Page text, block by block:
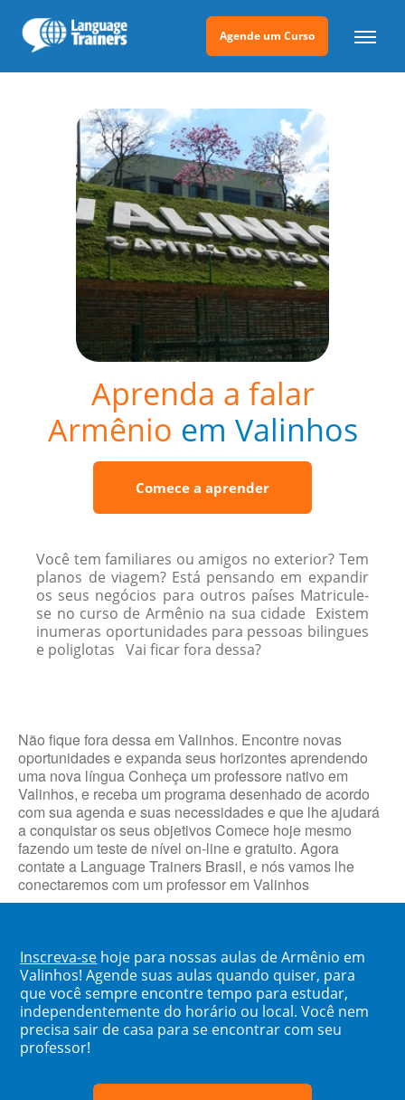
Agende um Curso
Aprenda a falar
Armênio em Valinhos
Comece a aprender
Você tem familiares ou amigos no exterior? Tem
planos de viagem? Está pensando em expandir
os seus negócios para outros países Matricule-
se no curso de Armênio na sua cidade Existem
inumeras oportunidades para pessoas bilingues
e poliglotas Vai ficar fora dessa?
Não fique fora dessa em Valinhos. Encontre novas
oportunidades e expanda seus horizontes aprendendo
uma nova língua Conheça um professore nativo em
Valinhos, e receba um programa desenhado de acordo
com sua agenda e suas necessidades e que lhe ajudará
a conquistar os seus objetivos Comece hoje mesmo
fazendo um teste de nível on-line e gratuito. Agora
contate a Language Trainers Brasil, e nós vamos lhe
conectaremos com um professor em Valinhos
Inscreva-se hoje para nossas aulas de Armênio em
Valinhos! Agende suas aulas quando quiser, para
que você sempre encontre tempo para estudar,
independentemente do horário ou local. Você nem
precisa sair de casa para se encontrar com seu
professor!